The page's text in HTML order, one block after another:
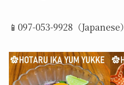
📱097-053-9928（Japanese）